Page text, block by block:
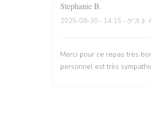
StephanieB
2025-08-30 - 14:15 - ゲスト
Merci pour ce repas très
personnel est très